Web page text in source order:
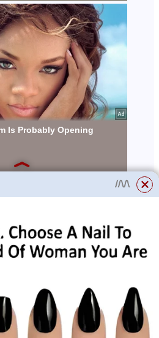
By continuing to use the site, you consent
these files.
OK